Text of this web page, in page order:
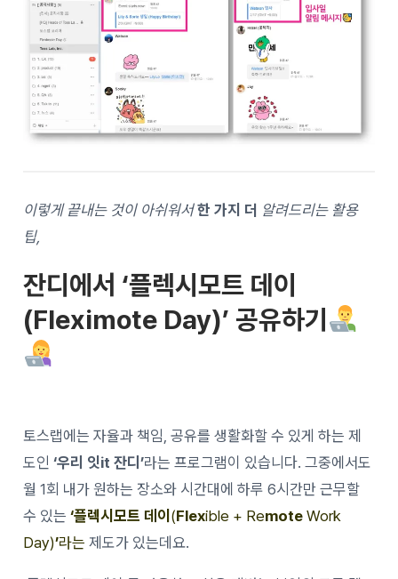
이렇게 끝내는 것이 아쉬워서한 가지 더 알려드리는 활용
팁,
잔디에서 ‘플렉시모트 데이
(Fleximote Day)’ 공유하기
토스랩에는 자율과 책임, 공유를 생활화할 수 있게 하는 제
도인‘우리 잇it 잔디’라는 프로그램이 있습니다. 그중에서도
월 1회 내가 원하는 장소와 시간대에 하루 6시간만 근무할
수 있는 ‘플렉시모트 데이 (Flexible + RemoteWork
Day)’라는제도가 있는데요.